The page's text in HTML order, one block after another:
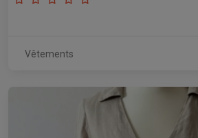
Vêtements